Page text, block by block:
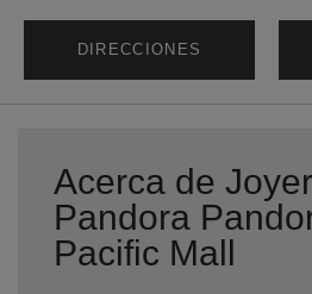
DIRECCIONES
Acerca de
Pandora
Pacific Mall